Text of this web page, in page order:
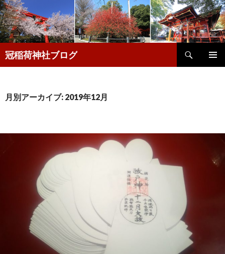
冠稲荷神社ブログ
索
ン
月別アーカイブ: 2019年12月